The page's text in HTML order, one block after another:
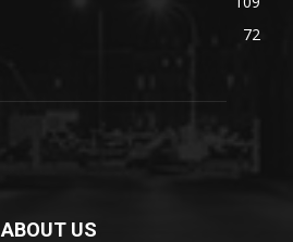
72
ABOUT US